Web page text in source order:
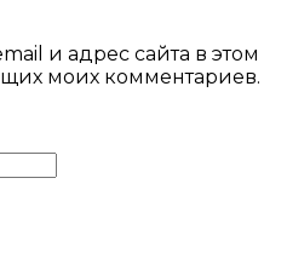
и адрес сайта в этом
моих комментариев.